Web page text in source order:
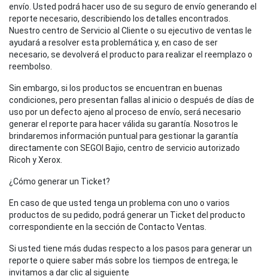
envío. Usted podrá hacer uso de su seguro de envío generando el
reporte necesario, describiendo los detalles encontrados.
Nuestro centro de Servicio al Cliente o su ejecutivo de ventas le
ayudará a resolver esta problemática y, en caso de ser
necesario, se devolverá el producto para realizar el reemplazo o
reembolso.
Sin embargo, si los productos se encuentran en buenas
condiciones, pero presentan fallas al inicio o después de días de
uso por un defecto ajeno al proceso de envío, será necesario
generar el reporte para hacer válida su garantía. Nosotros le
brindaremos información puntual para gestionar la garantía
directamente con SEGOI Bajio, centro de servicio autorizado
Ricoh y Xerox.
¿Cómo generar un Ticket?
En caso de que usted tenga un problema con uno o varios
productos de su pedido, podrá generar un Ticket del producto
correspondiente en la sección de Contacto Ventas.
Si usted tiene más dudas respecto a los pasos para generar un
reporte o quiere saber más sobre los tiempos de entrega; le
invitamos a dar clic al siguiente